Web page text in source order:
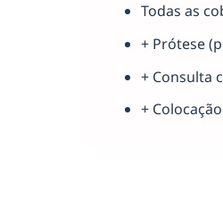
Todas as
+ Prótese
+ Consulta
+